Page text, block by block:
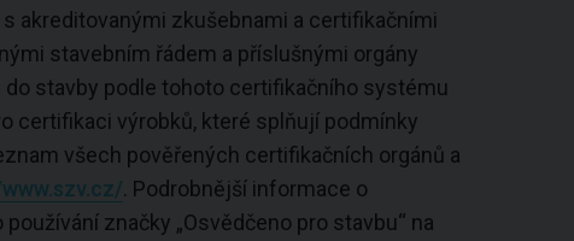
akreditovanými zkušebnami a certifikačními
stavebním řádem a příslušnými orgány
stavby podle tohoto certifikačního systému
certifikaci výrobků, které splňují podmínky
všech pověřených certifikačních orgánů a
. Podrobnější informace o
značky „Osvědčeno pro stavbu“ na